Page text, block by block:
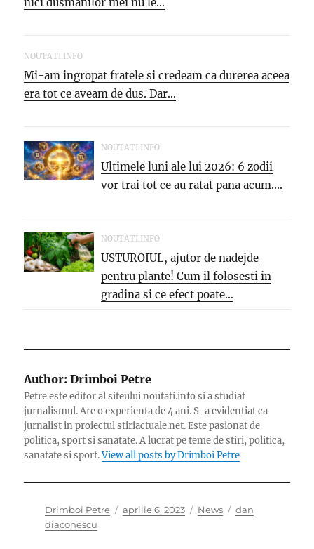
NOUTATI.INFO
Mi-am ingropat fratele si credeam ca durerea aceea
era tot ce aveam de dus. Dar...
NOUTATI.INFO
Ultimele luni ale lui 2026: 6 zodii
vor trai tot ce au ratat pana acum....
NOUTATI.INFO
USTUROIUL, ajutor de nadejde
pentru plante! Cum il folosesti in
gradina si ce efect poate...
Author: Drimboi Petre
Petre este editor al siteului noutati.info si a studiat
jurnalismul. Are o experienta de 4 ani. S-a evidentiat ca
jurnalist in proiectul stiriactuale.net. Este pasionat de
politica, sport si sanatate. A lucrat pe teme de stiri, politica,
sanatate si sport.View all posts by Drimboi Petre
Author
Drimboi Petre
Posted
aprilie 6, 2023 Categories
News Tags
dan
diaconescu